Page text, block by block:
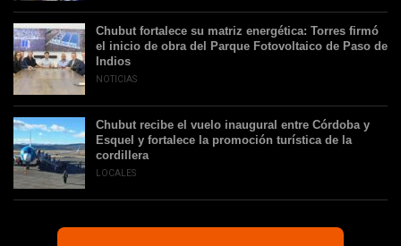
Chubut fortalece su matriz energética: Torres firmó
el inicio de obra del Parque Fotovoltaico de Paso de
Indios
NOTICIAS
Chubut recibe el vuelo inaugural entre Córdoba y
Esquel y fortalece la promoción turística de la
cordillera
LOCALES